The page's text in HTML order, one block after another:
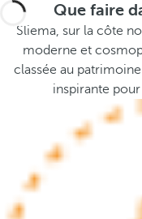
o
Que faire
Sliema, sur la côte
moderne et
classée au
inspirante